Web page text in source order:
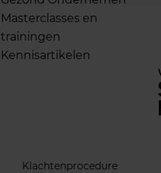
Masterclasses en
trainingen
Kennisartikelen
Klachtenprocedure